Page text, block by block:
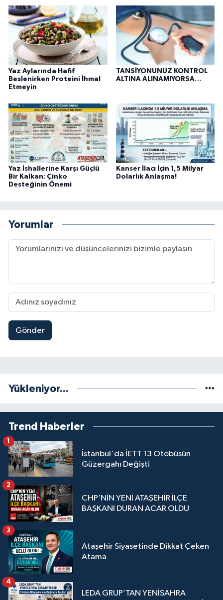
Yaz Aylarında Hafif
Beslenirken Proteini İhmal
Etmeyin
TANSİYONUNUZ KONTROL
ALTINA ALINAMIYORSA…
Yaz İshallerine Karşı Güçlü
Bir Kalkan: Çinko
Desteğinin Önemi
Kanser İlacı İçin 1,5 Milyar
Dolarlık Anlaşma!
Yorumlar
Gönder
Yükleniyor...
Trend Haberler
İstanbul'da İETT 13 Otobüsün
Güzergahı Değişti
1
CHP’NİN YENİ ATAŞEHİR İLÇE
BAŞKANI DURAN ACAR OLDU
2
Ataşehir Siyasetinde Dikkat Çeken
Atama
3
LEDA GRUP’TAN YENİSAHRA
4